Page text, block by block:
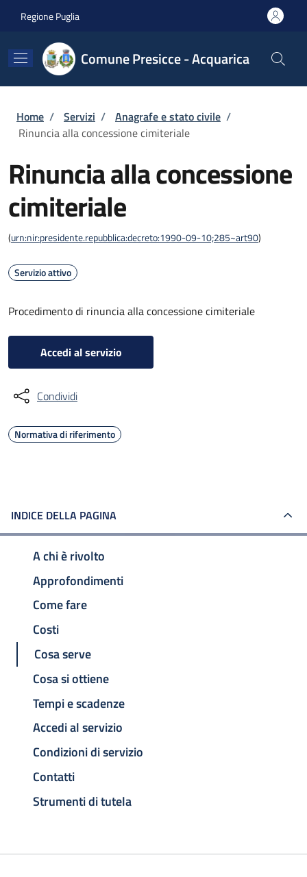
Regione Puglia
Comune Presicce - Acquarica
Briciole di pane
Home / Servizi / Anagrafe e stato civile /
Rinuncia alla concessione cimiteriale
Rinuncia alla concessione
cimiteriale
(urn:nir:presidente.repubblica:decreto:1990-09-10;285~art90)
Servizio attivo
Procedimento di rinuncia alla concessione cimiteriale
Accedi al servizio
Condividi
Normativa di riferimento
INDICE DELLA PAGINA
A chi è rivolto
Approfondimenti
Come fare
Costi
Cosa serve
Cosa si ottiene
Tempi e scadenze
Accedi al servizio
Condizioni di servizio
Contatti
Strumenti di tutela